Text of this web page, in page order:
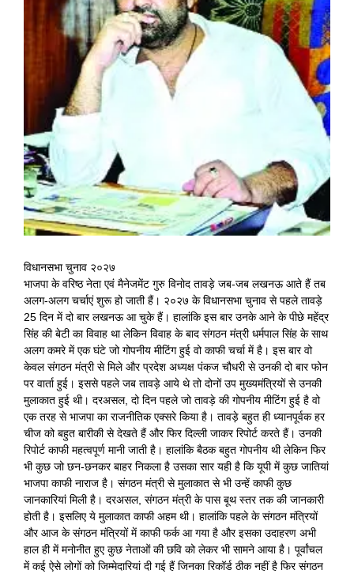
विधानसभा चुनाव २०२७
भाजपा के वरिष्ठ नेता एवं मैनेजमेंट गुरु विनोद तावड़े जब-जब लखनऊ आते हैं तब
अलग-अलग चर्चाएं शुरू हो जाती हैं। २०२७ के विधानसभा चुनाव से पहले तावड़े
25 दिन में दो बार लखनऊ आ चुके हैं। हालांकि इस बार उनके आने के पीछे महेंद्र
सिंह की बेटी का विवाह था लेकिन विवाह के बाद संगठन मंत्री धर्मपाल सिंह के साथ
अलग कमरे में एक घंटे जो गोपनीय मीटिंग हुई वो काफी चर्चा में है। इस बार वो
केवल संगठन मंत्री से मिले और प्रदेश अध्यक्ष पंकज चौधरी से उनकी दो बार फोन
पर वार्ता हुई। इससे पहले जब तावड़े आये थे तो दोनों उप मुख्यमंत्रियों से उनकी
मुलाकात हुई थी। दरअसल, दो दिन पहले जो तावड़े की गोपनीय मीटिंग हुई है वो
एक तरह से भाजपा का राजनीतिक एक्सरे किया है। तावड़े बहुत ही ध्यानपूर्वक हर
चीज को बहुत बारीकी से देखते हैं और फिर दिल्ली जाकर रिपोर्ट करते हैं। उनकी
रिपोर्ट काफी महत्वपूर्ण मानी जाती है। हालांकि बैठक बहुत गोपनीय थी लेकिन फिर
भी कुछ जो छन-छनकर बाहर निकला है उसका सार यही है कि यूपी में कुछ जातियां
भाजपा काफी नाराज है। संगठन मंत्री से मुलाकात से भी उन्हें काफी कुछ
जानकारियां मिली है। दरअसल, संगठन मंत्री के पास बूथ स्तर तक की जानकारी
होती है। इसलिए ये मुलाकात काफी अहम थी। हालांकि पहले के संगठन मंत्रियों
और आज के संगठन मंत्रियों में काफी फर्क आ गया है और इसका उदाहरण अभी
हाल ही में मनोनीत हुए कुछ नेताओं की छवि को लेकर भी सामने आया है। पूर्वांचल
में कई ऐसे लोगों को जिम्मेदारियां दी गई हैं जिनका रिकॉर्ड ठीक नहीं है फिर संगठन